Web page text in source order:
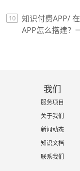
10
知识付费APP/
APP怎么搭建？
我们
服务项目
关于我们
新闻动态
知识文档
联系我们